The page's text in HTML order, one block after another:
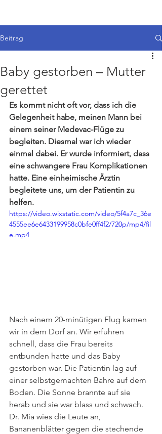
Beitrag
Baby gestorben – Mutter
gerettet
Es kommt nicht oft vor, dass ich die
Gelegenheit habe, meinen Mann bei
einem seiner Medevac-Flüge zu
begleiten. Diesmal war ich wieder
einmal dabei. Er wurde informiert, dass
eine schwangere Frau Komplikationen
hatte. Eine einheimische Ärztin
begleitete uns, um der Patientin zu
helfen.
https://video.wixstatic.com/video/5f4a7c_36e
4555ee6e6433199958c0bfe0ff4f2/720p/mp4/fil
e.mp4
Nach einem 20-minütigen Flug kamen
wir in dem Dorf an. Wir erfuhren
schnell, dass die Frau bereits
entbunden hatte und das Baby
gestorben war. Die Patientin lag auf
einer selbstgemachten Bahre auf dem
Boden. Die Sonne brannte auf sie
herab und sie war blass und schwach.
Dr. Mia wies die Leute an,
Bananenblätter gegen die stechende